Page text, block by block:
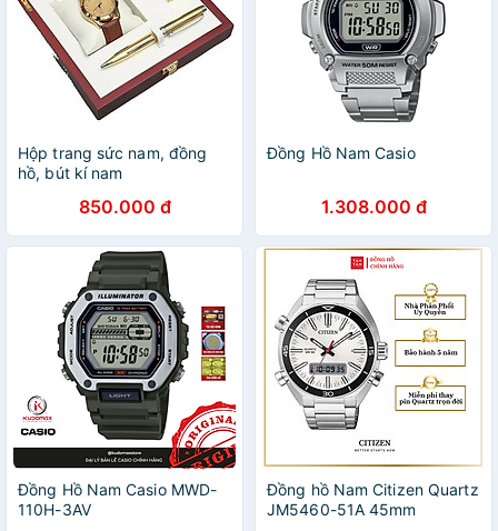
Hộp trang sức nam, đồng
hồ, bút kí nam
850.000 đ
Đồng Hồ Nam Casio
1.308.000 đ
Đồng Hồ Nam Casio MWD-
110H-3AV
Đồng hồ Nam Citizen Quartz
JM5460-51A 45mm